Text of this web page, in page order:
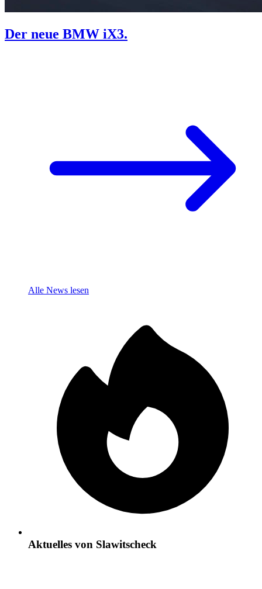
Der neue BMW iX3.
Alle News lesen
Aktuelles von Slawitscheck